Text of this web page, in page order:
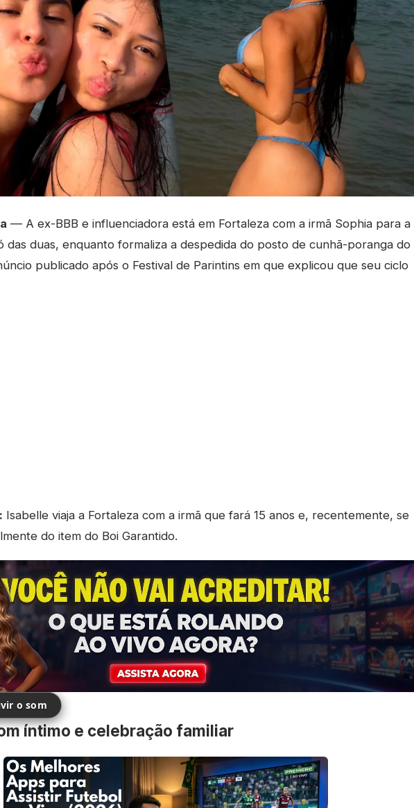
— A ex-BBB e influenciadora está em Fortaleza com a irmã Sophia para a
das duas, enquanto formaliza a despedida do posto de cunhã-poranga do
publicado após o Festival de Parintins em que explicou que seu ciclo
Isabelle viaja a Fortaleza com a irmã que fará 15 anos e, recentemente, se
do item do Boi Garantido.
o som
íntimo e celebração familiar